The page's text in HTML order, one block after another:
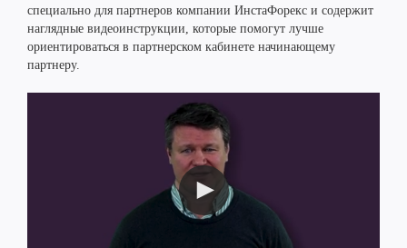
специально для партнеров компании ИнстаФорекс и содержит
наглядные видеоинструкции, которые помогут лучше
ориентироваться в партнерском кабинете начинающему
партнеру.